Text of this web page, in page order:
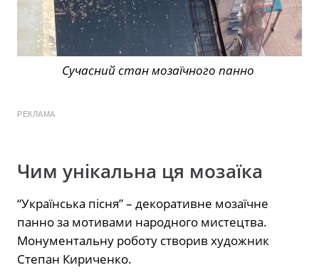
Сучасний стан мозаїчного панно
РЕКЛАМА
Чим унікальна ця мозаїка
“Українська пісня” – декоративне мозаїчне
панно за мотивами народного мистецтва.
Монументальну роботу створив художник
Степан Кириченко.